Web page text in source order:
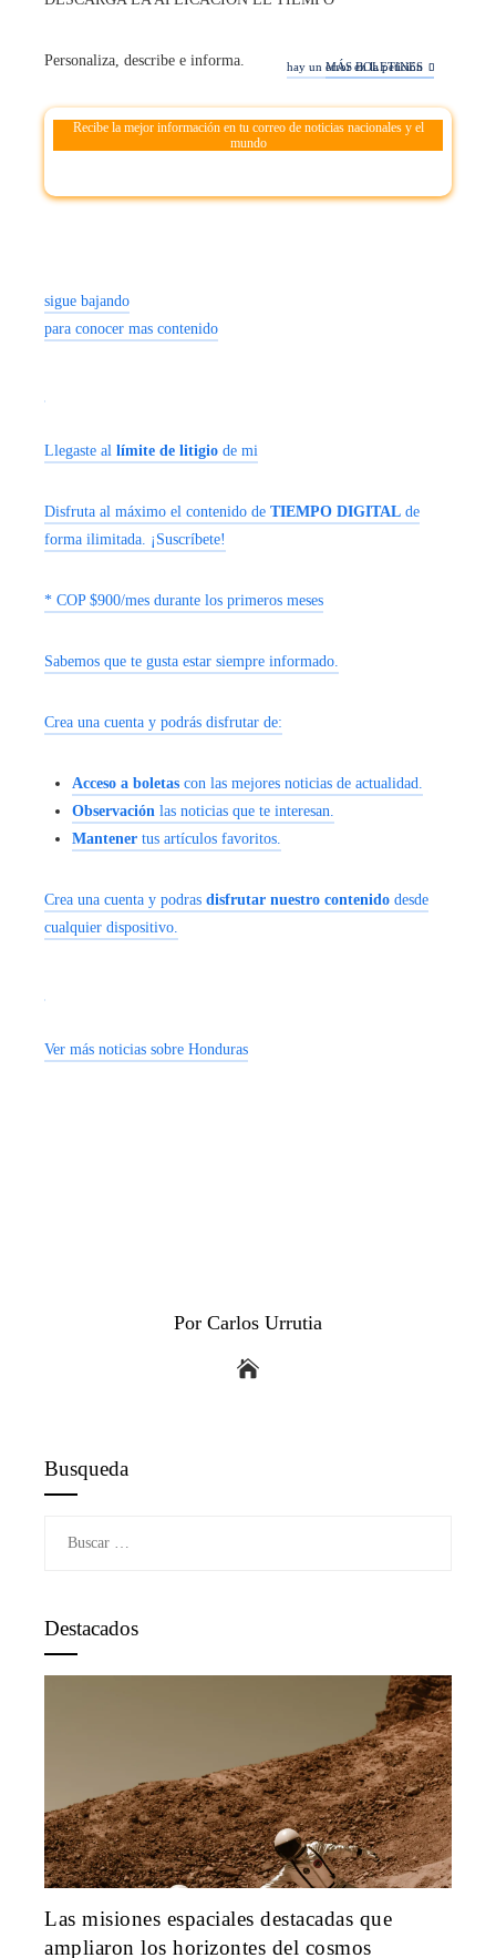
Personaliza, describe e informa.
Recibe la mejor información en tu correo de noticias nacionales y el
mundo
MÁS BOLETINES
hay un error en la petición
sigue bajando
para conocer mas contenido
Llegaste al límite de litigio de mi
Disfruta al máximo el contenido de TIEMPO DIGITAL de
forma ilimitada. ¡Suscríbete!
* COP $900/mes durante los primeros meses
Sabemos que te gusta estar siempre informado.
Crea una cuenta y podrás disfrutar de:
Acceso a boletas con las mejores noticias de actualidad.
Observación las noticias que te interesan.
Mantener tus artículos favoritos.
Crea una cuenta y podras disfrutar nuestro contenido desde
cualquier dispositivo.
Ver más noticias sobre Honduras
Por Carlos Urrutia
Busqueda
Destacados
Las misiones espaciales destacadas que
ampliaron los horizontes del cosmos